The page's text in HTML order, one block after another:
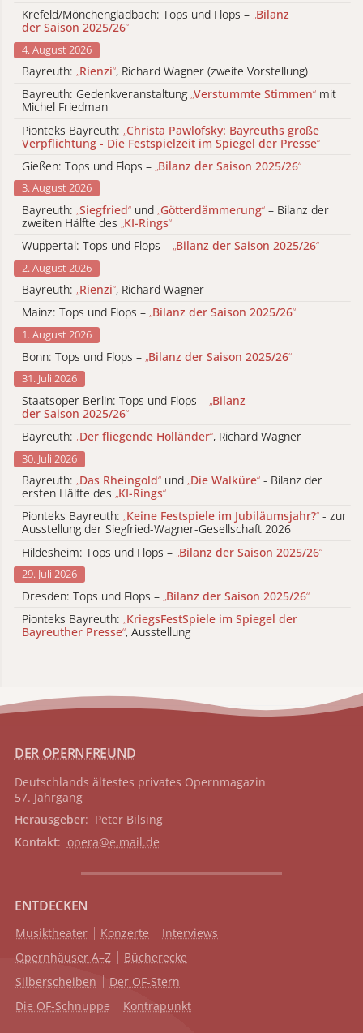
Krefeld/Mönchengladbach: Tops und Flops – „Bilanz
der Saison 2025/26“
4. August 2026
Bayreuth: „Rienzi“, Richard Wagner (zweite Vorstellung)
Bayreuth: Gedenkveranstaltung „Verstummte Stimmen“ mit
Michel Friedman
Pionteks Bayreuth: „Christa Pawlofsky: Bayreuths große
Verpflichtung - Die Festspielzeit im Spiegel der Presse“
Gießen: Tops und Flops – „Bilanz der Saison 2025/26“
3. August 2026
Bayreuth: „Siegfried“ und „Götterdämmerung“ – Bilanz der
zweiten Hälfte des „KI-Rings“
Wuppertal: Tops und Flops – „Bilanz der Saison 2025/26“
2. August 2026
Bayreuth: „Rienzi“, Richard Wagner
Mainz: Tops und Flops – „Bilanz der Saison 2025/26“
1. August 2026
Bonn: Tops und Flops – „Bilanz der Saison 2025/26“
31. Juli 2026
Staatsoper Berlin: Tops und Flops – „Bilanz
der Saison 2025/26“
Bayreuth: „Der fliegende Holländer“, Richard Wagner
30. Juli 2026
Bayreuth: „Das Rheingold“ und „Die Walküre“ - Bilanz der
ersten Hälfte des „KI-Rings“
Pionteks Bayreuth: „Keine Festspiele im Jubiläumsjahr?“ - zur
Ausstellung der Siegfried-Wagner-Gesellschaft 2026
Hildesheim: Tops und Flops – „Bilanz der Saison 2025/26“
29. Juli 2026
Dresden: Tops und Flops – „Bilanz der Saison 2025/26“
Pionteks Bayreuth: „KriegsFestSpiele im Spiegel der
Bayreuther Presse“, Ausstellung
DER OPERNFREUND
Deutschlands ältestes privates Opernmagazin
57. Jahrgang
Herausgeber: Peter Bilsing
Kontakt: opera@e.mail.de
ENTDECKEN
Musiktheater Konzerte
Interviews
Opernhäuser A–Z
Bücherecke
Silberscheiben
Der OF-Stern
Die OF-Schnuppe
Kontrapunkt